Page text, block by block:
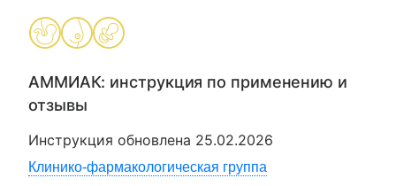
АММИАК: инструкция по применению и
отзывы
Инструкция обновлена 25.02.2026
Клинико-фармакологическая группа